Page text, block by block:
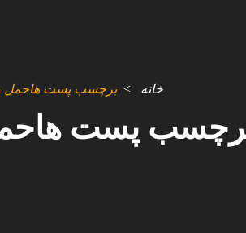
خانه برچسب پست هاحمل
پست